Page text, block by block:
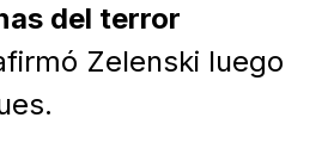
del terror
Zelenski luego